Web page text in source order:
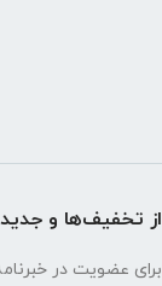
از تخفیف‌ها و
برای عضویت در